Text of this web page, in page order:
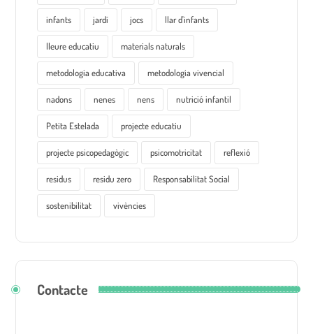
infants jardí jocs llar d'infants
lleure educatiu materials naturals
metodologia educativa metodologia vivencial
nadons nenes nens nutrició infantil
Petita Estelada projecte educatiu
projecte psicopedagògic psicomotricitat reflexió
residus residu zero Responsabilitat Social
sostenibilitat vivències
Contacte